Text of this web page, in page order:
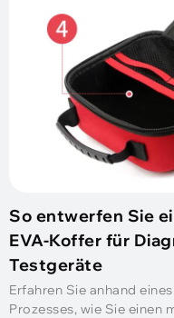
So entwerfen Sie
EVA-Koffer für
Testgeräte
Erfahren Sie anhand
Prozesses, wie Sie einen